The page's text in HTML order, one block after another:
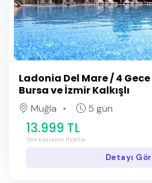
Ladonia Del Mare / 4
Bursa ve İzmir Kalkışlı
Muğla 5 gün
13.999 TL
'den başlayan fiyatlar
Detayı Gör